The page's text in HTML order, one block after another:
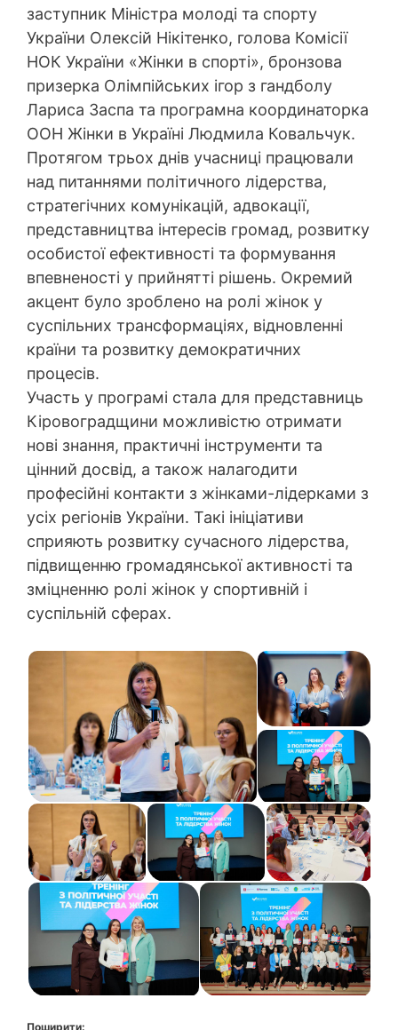
заступник Міністра молоді та спорту
України Олексій Нікітенко, голова Комісії
НОК України «Жінки в спорті», бронзова
призерка Олімпійських ігор з гандболу
Лариса Заспа та програмна координаторка
ООН Жінки в Україні Людмила Ковальчук.
Протягом трьох днів учасниці працювали
над питаннями політичного лідерства,
стратегічних комунікацій, адвокації,
представництва інтересів громад, розвитку
особистої ефективності та формування
впевненості у прийнятті рішень. Окремий
акцент було зроблено на ролі жінок у
суспільних трансформаціях, відновленні
країни та розвитку демократичних
процесів.
Участь у програмі стала для представниць
Кіровоградщини можливістю отримати
нові знання, практичні інструменти та
цінний досвід, а також налагодити
професійні контакти з жінками-лідерками з
усіх регіонів України. Такі ініціативи
сприяють розвитку сучасного лідерства,
підвищенню громадянської активності та
зміцненню ролі жінок у спортивній і
суспільній сферах.
Поширити: